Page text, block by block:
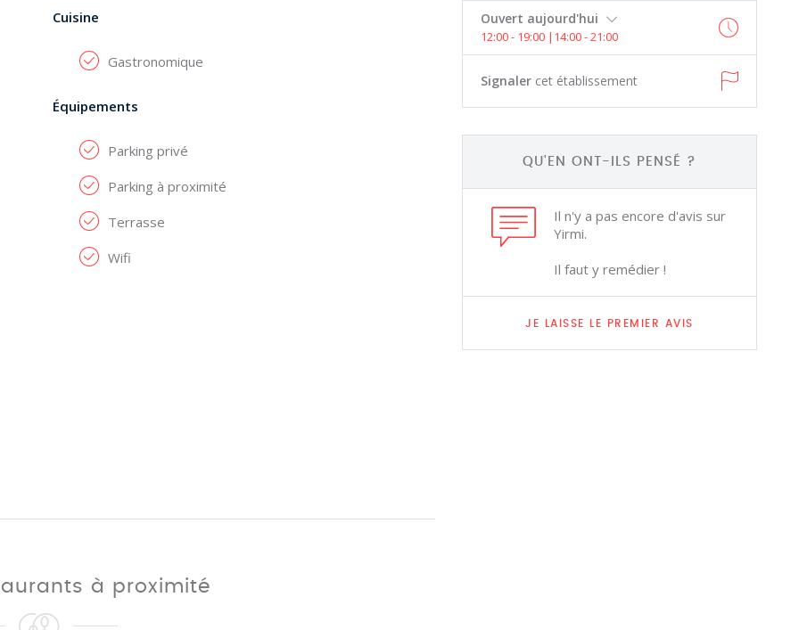
Ouvert aujourd'hui
12:00 - 19:00 |14:00 - 21:00
Signaler cet établissement
QU'EN ONT-ILS PENSÉ ?
Il n'y a pas encore d'avis sur
Yirmi.
Il faut y remédier !
JE LAISSE LE PREMIER AVIS
Cuisine
Gastronomique
Équipements
Parking privé
Parking à proximité
Terrasse
Wifi
à proximité